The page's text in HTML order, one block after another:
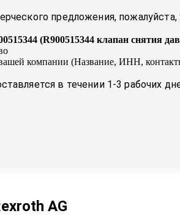
предложения,
(R900515344 клапан снятия
компании (Название, ИНН,
в течении 1-3 рабочих
AG